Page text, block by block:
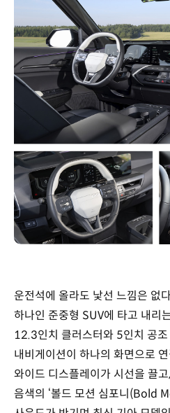
운전석에 올라도 낯선 느낌은 없
하나인 준중형 SUV에 타고 내리
12.3인치 클러스터와 5인치 공
내비게이션이 하나의 화면으로
와이드 디스플레이가 시선을 끌
음색의 ‘볼드 모션 심포니(Bold